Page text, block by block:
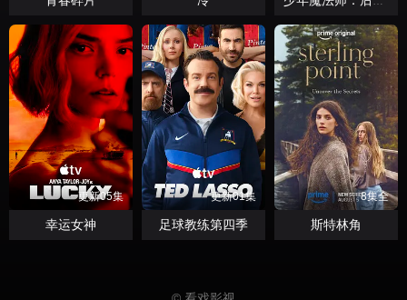
更新05集
幸运女神
更新01集
足球教练第四季
8集全
斯特林角